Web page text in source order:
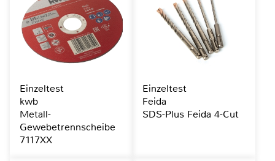
Einzeltest
kwb
Metall-
Gewebetrennscheibe
7117XX
Einzeltest
Feida
SDS-Plus Feida 4-Cut